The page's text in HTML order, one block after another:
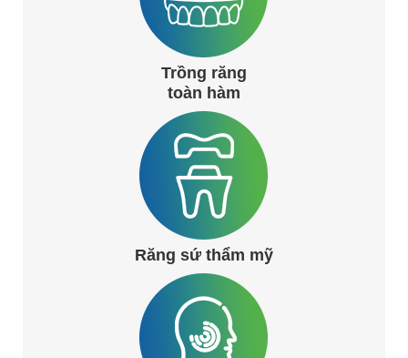
Trồng răng
toàn hàm
Răng sứ thẩm mỹ